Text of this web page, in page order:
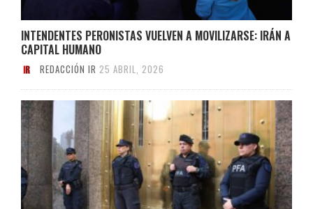
INTENDENTES PERONISTAS VUELVEN A MOVILIZARSE: IRÁN A
CAPITAL HUMANO
REDACCIÓN IR 25 ABRIL, 2026